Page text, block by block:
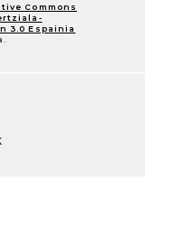
Commons
3.0 Espainia